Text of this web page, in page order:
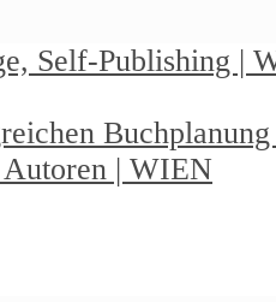
Self-Publishing |
Autoren | WIEN